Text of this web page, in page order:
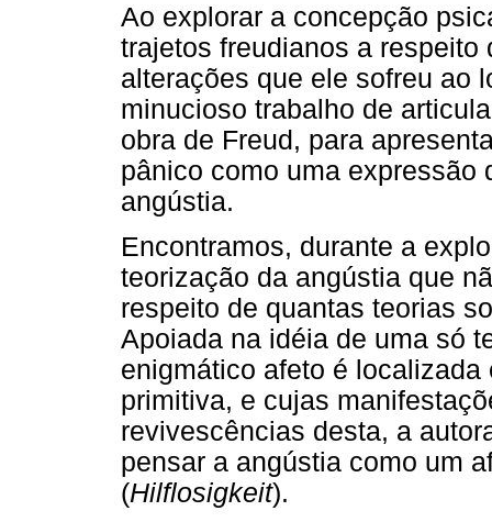
Ao explorar a concepção
trajetos freudianos a
alterações que ele sofreu ao
minucioso trabalho de
obra de Freud, para
pânico como uma expressão
angústia.
Encontramos, durante a
teorização da angústia que
respeito de quantas teorias
Apoiada na idéia de uma só
enigmático afeto é
primitiva, e cujas
revivescências desta, a
pensar a angústia como um
(Hilflosigkeit).